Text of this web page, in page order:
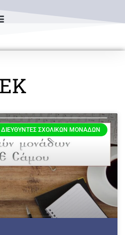
ΕΚ
ΔΙΕΥΘΥΝΤΈΣ ΣΧΟΛΙΚΏΝ ΜΟΝΆΔΩΝ